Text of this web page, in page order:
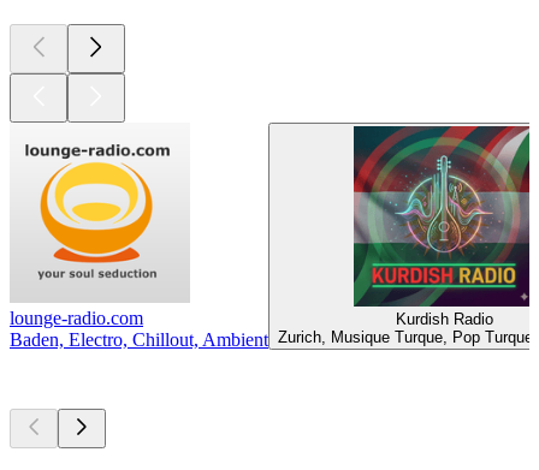
lounge-radio.com
Baden, Electro, Chillout, Ambient
Kurdish Radio
Zurich, Musique Turque, Pop